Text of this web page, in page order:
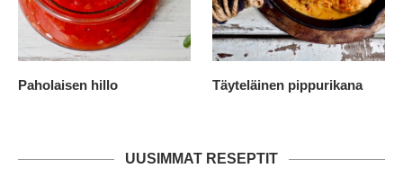
Paholaisen hillo Täyteläinen pippurikana
UUSIMMAT RESEPTIT